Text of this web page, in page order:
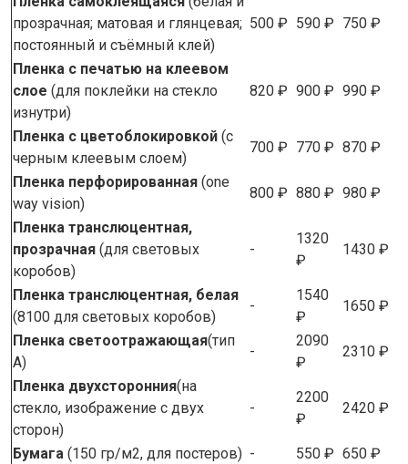
прозрачная; матовая и глянцевая;
постоянный и съёмный клей)
500 ₽ 590 ₽ 750 ₽
Пленка с печатью на клеевом
слое (для поклейки на стекло
изнутри)
820 ₽ 900 ₽ 990 ₽
Пленка с цветоблокировкой (с
черным клеевым слоем)
700 ₽ 770 ₽ 870 ₽
Пленка перфорированная (one
way vision)
800 ₽ 880 ₽ 980 ₽
Пленка транслюцентная,
прозрачная (для световых
коробов)
-
1320
₽
1430 ₽
Пленка транслюцентная, белая
(8100 для световых коробов)
-
1540
₽
1650 ₽
Пленка светоотражающая(тип
А)
-
2090
₽
2310 ₽
Пленка двухсторонния(на
стекло, изображение с двух
сторон)
-
2200
₽
2420 ₽
Бумага (150 гр/м2, для постеров) - 550 ₽ 650 ₽